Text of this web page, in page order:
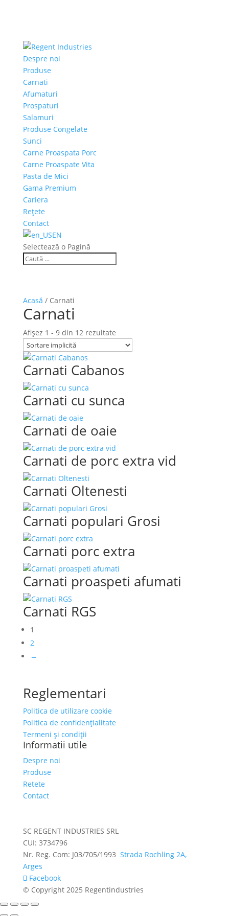
Despre noi
Produse
Carnati
Afumaturi
Prospaturi
Salamuri
Produse Congelate
Sunci
Carne Proaspata Porc
Carne Proaspate Vita
Pasta de Mici
Gama Premium
Cariera
Rețete
Contact
EN
Selectează o Pagină
Acasă / Carnati
Carnati
Afișez 1 - 9 din 12 rezultate
Carnati Cabanos
Carnati cu sunca
Carnati de oaie
Carnati de porc extra vid
Carnati Oltenesti
Carnati populari Grosi
Carnati porc extra
Carnati proaspeti afumati
Carnati RGS
1
2
→
Reglementari
Politica de utilizare cookie
Politica de confidențialitate
Termeni și condiții
Informatii utile
Despre noi
Produse
Retete
Contact
SC REGENT INDUSTRIES SRL
CUI: 3734796
Nr. Reg. Com: J03/705/1993 Strada Rochling 2A,
Arges
Facebook
© Copyright 2025 Regentindustries